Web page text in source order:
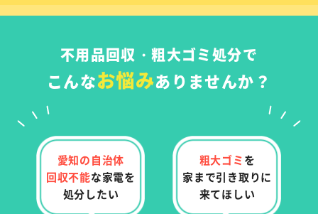
不用品回収・粗大ゴミ処分で
こんなお悩みありませんか？
愛知の自治体
回収不能な家電を
処分したい
粗大ゴミを
家まで引き取りに
来てほしい